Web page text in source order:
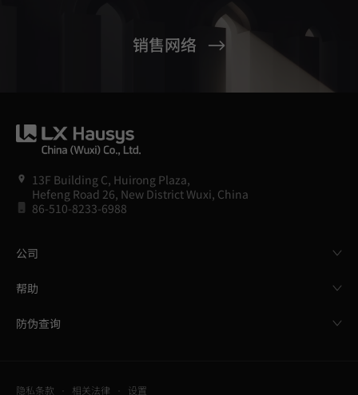
销售网络
13F Building C, Huirong Plaza,
Hefeng Road 26, New District Wuxi, China
86-510-8233-6988
公司
帮助
防伪查询
隐私条款 相关法律 设置